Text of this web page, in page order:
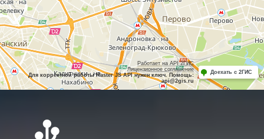
Работает на API 2ГИС
Лицензионное соглашение
Для корректной работы Raster JS API нужен ключ. Помощь:
api@2gis.ru
Доехать с 2ГИС